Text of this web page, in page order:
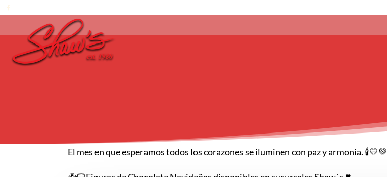
El mes en que esperamos todos los corazones se iluminen con paz y armonía. 🕯️💛💚